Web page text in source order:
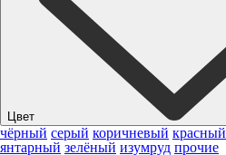
Цвет
чёрный серый коричневый красный
янтарный зелёный изумруд прочие